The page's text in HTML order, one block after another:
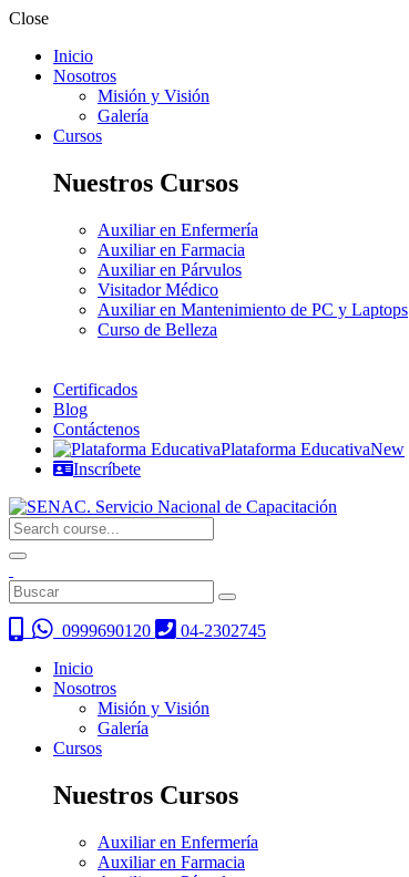
Close
Inicio
Nosotros
Misión y Visión
Galería
Cursos
Nuestros Cursos
Auxiliar en Enfermería
Auxiliar en Farmacia
Auxiliar en Párvulos
Visitador Médico
Auxiliar en Mantenimiento de PC y Laptops
Curso de Belleza
Certificados
Blog
Contáctenos
Plataforma EducativaNew
Inscríbete
0999690120
04-2302745
Inicio
Nosotros
Misión y Visión
Galería
Cursos
Nuestros Cursos
Auxiliar en Enfermería
Auxiliar en Farmacia